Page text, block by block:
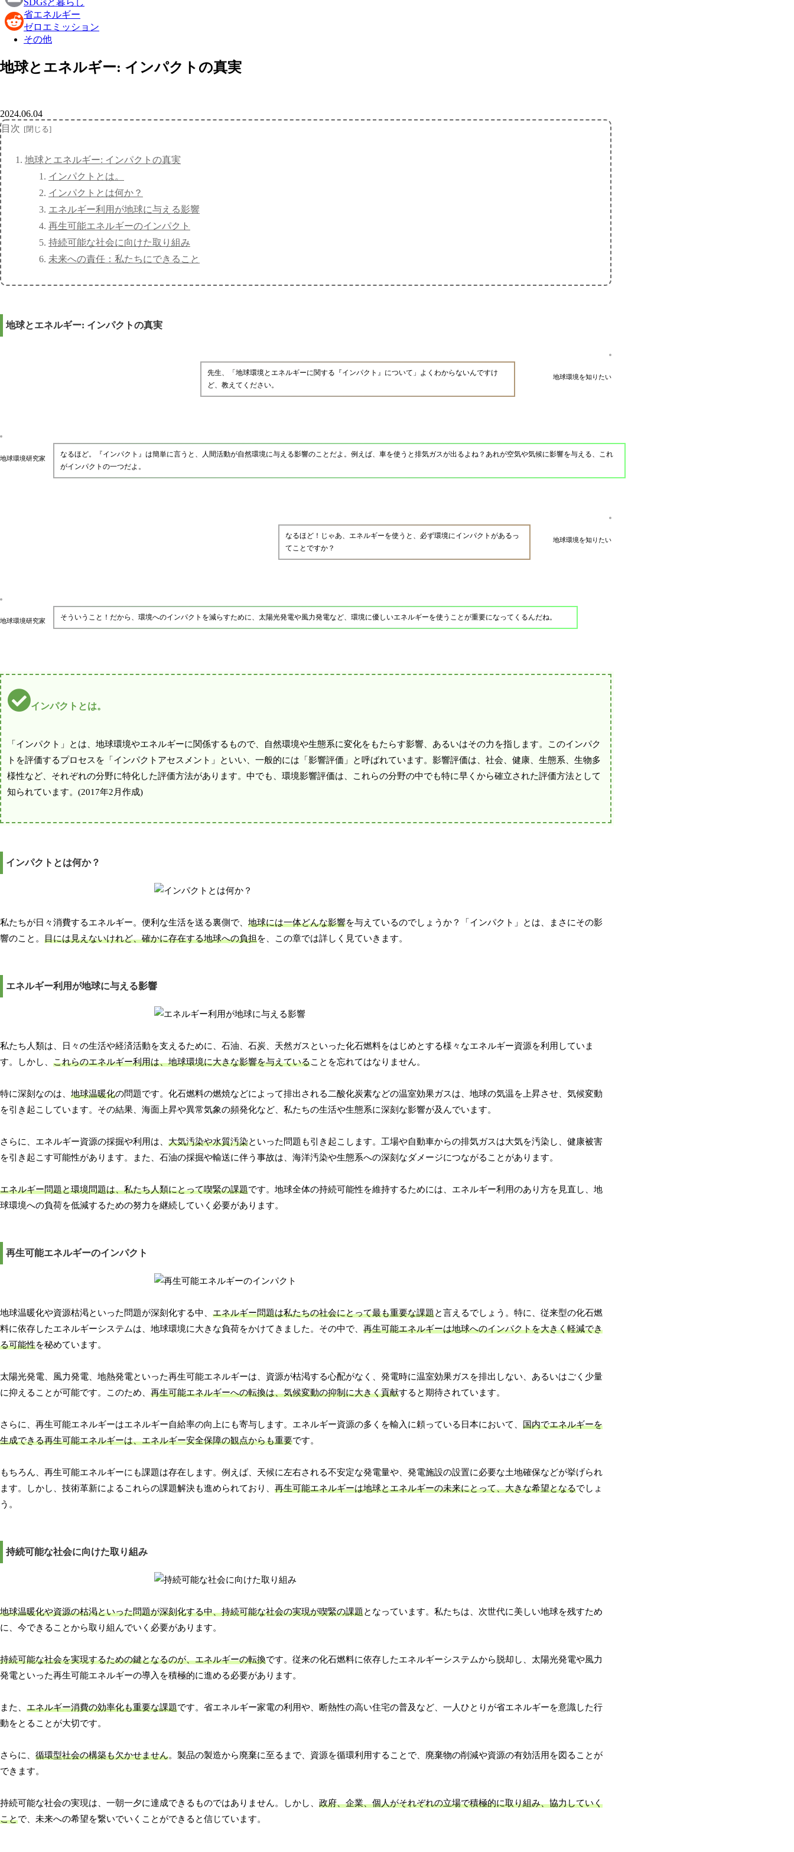
SDGsと暮らし
省エネルギー
ゼロエミッション
その他
地球とエネルギー: インパクトの真実
2024.06.04
目次
地球とエネルギー: インパクトの真実
インパクトとは。
インパクトとは何か？
エネルギー利用が地球に与える影響
再生可能エネルギーのインパクト
持続可能な社会に向けた取り組み
未来への責任：私たちにできること
地球とエネルギー: インパクトの真実
地球環境を知りたい
先生、「地球環境とエネルギーに関する『インパクト』について」よくわからないんですけ
ど、教えてください。
地球環境研究家
なるほど。『インパクト』は簡単に言うと、人間活動が自然環境に与える影響のことだよ。例えば、車を使うと排気ガスが出るよね？あれが空気や気候に影響を与える、これ
がインパクトの一つだよ。
地球環境を知りたい
なるほど！じゃあ、エネルギーを使うと、必ず環境にインパクトがあるっ
てことですか？
地球環境研究家 そういうこと！だから、環境へのインパクトを減らすために、太陽光発電や風力発電など、環境に優しいエネルギーを使うことが重要になってくるんだね。
インパクトとは。
「インパクト」とは、地球環境やエネルギーに関係するもので、自然環境や生態系に変化をもたらす影響、あるいはその力を指します。このインパク
トを評価するプロセスを「インパクトアセスメント」といい、一般的には「影響評価」と呼ばれています。影響評価は、社会、健康、生態系、生物多
様性など、それぞれの分野に特化した評価方法があります。中でも、環境影響評価は、これらの分野の中でも特に早くから確立された評価方法として
知られています。(2017年2月作成)
インパクトとは何か？
私たちが日々消費するエネルギー。便利な生活を送る裏側で、 地球には一体どんな影響を与えているのでしょうか？「インパクト」とは、まさにその影
響のこと。 目には見えないけれど、確かに存在する地球への負担を、この章では詳しく見ていきます。
エネルギー利用が地球に与える影響
私たち人類は、日々の生活や経済活動を支えるために、石油、石炭、天然ガスといった化石燃料をはじめとする様々なエネルギー資源を利用していま
す。しかし、 これらのエネルギー利用は、地球環境に大きな影響を与えていることを忘れてはなりません。
特に深刻なのは、 地球温暖化の問題です。化石燃料の燃焼などによって排出される二酸化炭素などの温室効果ガスは、地球の気温を上昇させ、気候変動
を引き起こしています。その結果、海面上昇や異常気象の頻発化など、私たちの生活や生態系に深刻な影響が及んでいます。
さらに、エネルギー資源の採掘や利用は、 大気汚染や水質汚染といった問題も引き起こします。工場や自動車からの排気ガスは大気を汚染し、健康被害
を引き起こす可能性があります。また、石油の採掘や輸送に伴う事故は、海洋汚染や生態系への深刻なダメージにつながることがあります。
エネルギー問題と環境問題は、私たち人類にとって喫緊の課題です。地球全体の持続可能性を維持するためには、エネルギー利用のあり方を見直し、地
球環境への負荷を低減するための努力を継続していく必要があります。
再生可能エネルギーのインパクト
地球温暖化や資源枯渇といった問題が深刻化する中、 エネルギー問題は私たちの社会にとって最も重要な課題と言えるでしょう。特に、従来型の化石燃
料に依存したエネルギーシステムは、地球環境に大きな負荷をかけてきました。その中で、 再生可能エネルギーは地球へのインパクトを大きく軽減でき
る可能性を秘めています。
太陽光発電、風力発電、地熱発電といった再生可能エネルギーは、資源が枯渇する心配がなく、発電時に温室効果ガスを排出しない、あるいはごく少量
に抑えることが可能です。このため、 再生可能エネルギーへの転換は、気候変動の抑制に大きく貢献すると期待されています。
さらに、再生可能エネルギーはエネルギー自給率の向上にも寄与します。エネルギー資源の多くを輸入に頼っている日本において、 国内でエネルギーを
生成できる再生可能エネルギーは、エネルギー安全保障の観点からも重要です。
もちろん、再生可能エネルギーにも課題は存在します。例えば、天候に左右される不安定な発電量や、発電施設の設置に必要な土地確保などが挙げられ
ます。しかし、技術革新によるこれらの課題解決も進められており、 再生可能エネルギーは地球とエネルギーの未来にとって、大きな希望となるでしょ
う。
持続可能な社会に向けた取り組み
地球温暖化や資源の枯渇といった問題が深刻化する中、持続可能な社会の実現が喫緊の課題となっています。私たちは、次世代に美しい地球を残すため
に、今できることから取り組んでいく必要があります。
持続可能な社会を実現するための鍵となるのが、エネルギーの転換です。従来の化石燃料に依存したエネルギーシステムから脱却し、太陽光発電や風力
発電といった再生可能エネルギーの導入を積極的に進める必要があります。
また、 エネルギー消費の効率化も重要な課題です。省エネルギー家電の利用や、断熱性の高い住宅の普及など、一人ひとりが省エネルギーを意識した行
動をとることが大切です。
さらに、 循環型社会の構築も欠かせません。製品の製造から廃棄に至るまで、資源を循環利用することで、廃棄物の削減や資源の有効活用を図ることが
できます。
持続可能な社会の実現は、一朝一夕に達成できるものではありません。しかし、 政府、企業、個人がそれぞれの立場で積極的に取り組み、協力していく
ことで、未来への希望を繋いでいくことができると信じています。
Email
Reddit